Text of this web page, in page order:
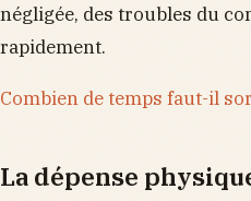
négligée, des troubles du
rapidement.
Combien de temps faut-il
La dépense